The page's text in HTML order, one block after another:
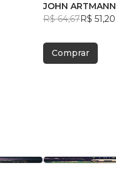
JOHN ARTMANN
R$ 64,67R$ 51,20
Comprar